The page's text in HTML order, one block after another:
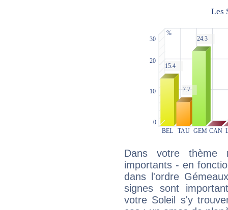
Dans votre thème
importants - en
dans l'ordre
signes sont
votre Soleil s'y